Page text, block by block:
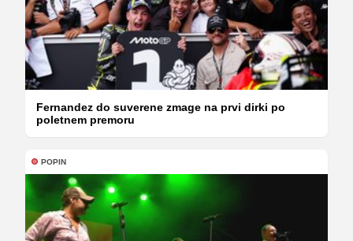
Fernandez do suverene zmage na prvi dirki po
poletnem premoru
POPIN